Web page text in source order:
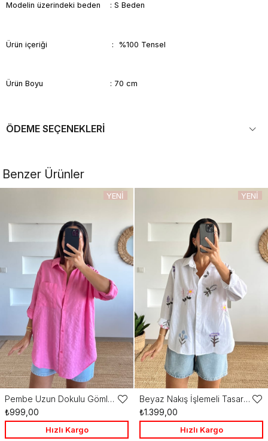
Modelin üzerindeki beden : S Beden
Ürün içeriği : %100 Tensel
Ürün Boyu : 70 cm
ÖDEME SEÇENEKLERI
Benzer Ürünler
YENI
Pembe Uzun Dokulu Gömlek
Favorilere
Ekle
₺999,00
Hızlı Kargo
YENI
Beyaz Nakış İşlemeli Tasarım Gömlek
Ekle
₺1.399,00
Hızlı Kargo